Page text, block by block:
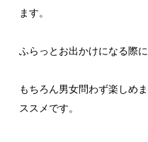
ます。
ふらっとお出かけになる際
もちろん男女問わず楽しめ
ススメです。